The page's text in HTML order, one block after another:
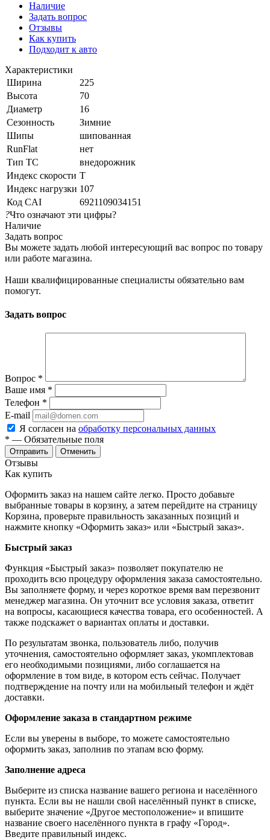
Наличие
Задать вопрос
Отзывы
Как купить
Подходит к авто
Характеристики
Ширина
225
Высота
70
Диаметр
16
Сезонность
Зимние
Шипы
шипованная
RunFlat
нет
Тип ТС
внедорожник
Индекс скорости T
Индекс нагрузки 107
Код CAI
6921109034151
?Что означают эти цифры?
Наличие
Задать вопрос
Вы можете задать любой интересующий вас вопрос по товару
или работе магазина.
Наши квалифицированные специалисты обязательно вам
помогут.
Задать вопрос
Вопрос *
Ваше имя *
Телефон *
E-mail
Я согласен на обработку персональных данных
* — Обязательные поля
Отменить
Отзывы
Как купить
Оформить заказ на нашем сайте легко. Просто добавьте
выбранные товары в корзину, а затем перейдите на страницу
Корзина, проверьте правильность заказанных позиций и
нажмите кнопку «Оформить заказ» или «Быстрый заказ».
Быстрый заказ
Функция «Быстрый заказ» позволяет покупателю не
проходить всю процедуру оформления заказа самостоятельно.
Вы заполняете форму, и через короткое время вам перезвонит
менеджер магазина. Он уточнит все условия заказа, ответит
на вопросы, касающиеся качества товара, его особенностей. А
также подскажет о вариантах оплаты и доставки.
По результатам звонка, пользователь либо, получив
уточнения, самостоятельно оформляет заказ, укомплектовав
его необходимыми позициями, либо соглашается на
оформление в том виде, в котором есть сейчас. Получает
подтверждение на почту или на мобильный телефон и ждёт
доставки.
Оформление заказа в стандартном режиме
Если вы уверены в выборе, то можете самостоятельно
оформить заказ, заполнив по этапам всю форму.
Заполнение адреса
Выберите из списка название вашего региона и населённого
пункта. Если вы не нашли свой населённый пункт в списке,
выберите значение «Другое местоположение» и впишите
название своего населённого пункта в графу «Город».
Введите правильный индекс.